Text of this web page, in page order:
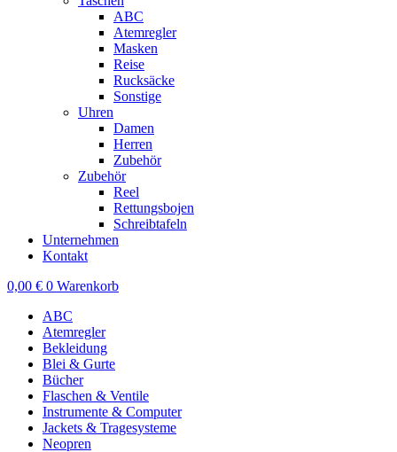
ABC
Atemregler
Masken
Reise
Rucksäcke
Sonstige
Uhren
Damen
Herren
Zubehör
Zubehör
Reel
Rettungsbojen
Schreibtafeln
Unternehmen
Kontakt
0,00 € 0 Warenkorb
ABC
Atemregler
Bekleidung
Blei & Gurte
Bücher
Flaschen & Ventile
Instrumente & Computer
Jackets & Tragesysteme
Neopren